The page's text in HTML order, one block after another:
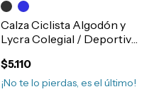
Calza Ciclista Algodón y
Lycra Colegial / Deportiva
$5.110
¡No te lo pierdas, es el último!